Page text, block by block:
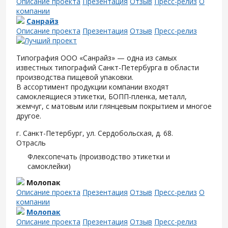
компании
Санрайз
Описание проекта Презентация Отзыв Пресс-релиз
Типография ООО «Санрайз» — одна из самых
известных типографий Санкт-Петербурга в области
производства пищевой упаковки.
В ассортимент продукции компании входят
самоклеящиеся этикетки, БОПП-пленка, металл,
жемчуг, с матовым или глянцевым покрытием и многое
другое.
г. Санкт-Петербург, ул. Сердобольская, д. 68.
Отрасль
Флексопечать (производство этикетки и
самоклейки)
Молопак
Описание проекта Презентация Отзыв Пресс-релиз О
компании
Молопак
Описание проекта Презентация Отзыв Пресс-релиз